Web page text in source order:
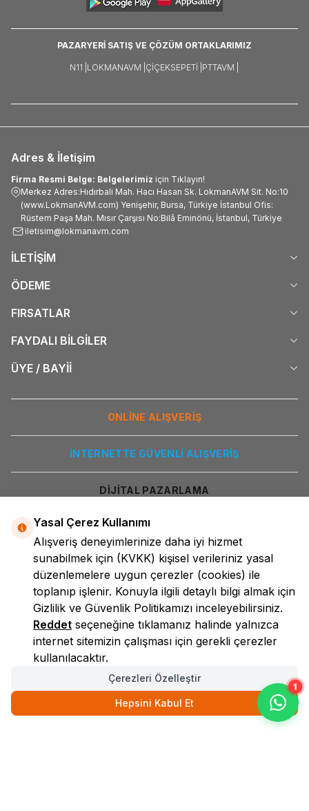
1
PAZARYERİ SATIŞ VE ÇÖZÜM ORTAKLARIMIZ
N11 | LOKMANAVM | ÇIÇEKSEPETI | PTTAVM |
Adres & İletişim
Firma Resmi Belge: Belgelerimiz için Tıklayın!
Merkez Adres:Hıdırbali Mah. Hacı Hasan Sk. LokmanAVM Sit. No:10
(www.LokmanAVM.com) Yenişehir, Bursa, Türkiye İstanbul Ofis:
Rüstem Paşa Mah. Mısır Çarşısı No:Bilâ Eminönü, İstanbul, Türkiye
iletisim@lokmanavm.com
İLETİŞİM
ÖDEME
FIRSATLAR
FAYDALI BİLGİLER
ÜYE / BAYİİ
ONLİNE ALIŞVERİŞ
İNTERNETTE GÜVENLİ ALIŞVERİŞ
DİJİTAL PAZARLAMA
LokmanAVM
Yasal Çerez Kullanımı
Alışveriş deneyimlerinize daha iyi hizmet
sunabilmek için (KVKK) kişisel verileriniz yasal
düzenlemelere uygun çerezler (cookies) ile
toplanıp işlenir. Konuyla ilgili detaylı bilgi almak için
Gizlilik ve Güvenlik Politikamızı inceleyebilirsiniz.
Reddet seçeneğine tıklamanız halinde yalnızca
internet sitemizin çalışması için gerekli çerezler
kullanılacaktır.
Çerezleri Özelleştir
Hepsini Kabul Et